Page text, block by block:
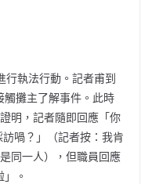
行執法行動。記者甫到
攤主了解事件。此時
明，記者隨即回應「你
喎？」（記者按：我肯
同一人），但職員回應
。